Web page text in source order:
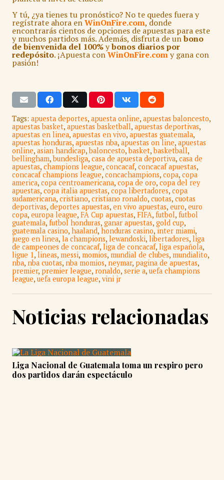
Y tú, ¿ya tienes tu pronóstico? No te quedes fuera y
regístrate ahora enWinOnFire.com, donde
encontrarás cientos de opciones de apuestas para este
y muchos partidos más. Además, disfruta de unbono
de bienvenida del 100%ybonos diarios por
redepósito. ¡Apuesta conWinOnFire.comy gana con
pasión!
Tags: apuesta deportes, apuesta online, apuestas baloncesto,
apuestas basket, apuestas basketball, apuestas deportivas,
apuestas en linea, apuestas en vivo, apuestas guatemala,
apuestas honduras, apuestas nba, apuestas on line, apuestas
online, asian handicap,baloncesto,basket,basketball,
bellingham,bundesliga, casa de apuesta deportiva, casa de
apuestas, champions league, concacaf, concacaf apuestas,
concacaf champions league, concachampions, copa, copa
america, copa centroamericana, copa de oro, copa del rey
apuestas, copa italia apuestas, copa libertadores, copa
sudamericana, cristiano, cristiano ronaldo, cuotas, cuotas
deportivas, deportes apuestas, en vivo apuestas, euro, euro
copa, europa league, FA Cup apuestas, FIFA, futbol, futbol
guatemala, futbol honduras, ganar apuestas, gold cup,
guatemala casino, haaland, honduras casino, inter miami,
juego en linea, la champions, lewandoski, libertadores, liga
de campeones de concacaf, liga de concacaf, liga española,
ligue 1, lineas, messi, momios, mundial de clubes, mundialito,
nba, nba cuotas, nba momios, neymar, pagina de apuestas,
premier, premier league, ronaldo, serie a, uefa champions
league, uefa europa league, vini jr
Noticias relacionadas
Liga Nacional de Guatemala toma un respiro pero
dos partidos darán espectáculo